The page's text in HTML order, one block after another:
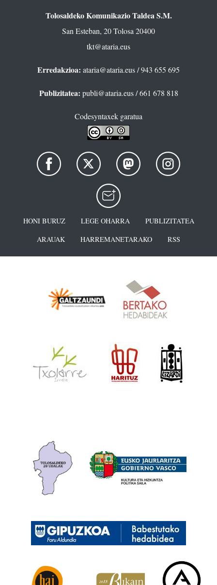
Tolosaldeko Komunikazio Taldea S.M.
San Esteban, 20 Tolosa 20400
tkt@ataria.eus
Erredakzioa: ataria@ataria.eus/ 943 655 695
Publizitatea: publi@ataria.eus/ 661 678 818
Codesyntaxek garatua
HONI BURUZ LEGE OHARRA
PUBLIZITATEA
ARAUAK
HARREMANETARAKO RSS